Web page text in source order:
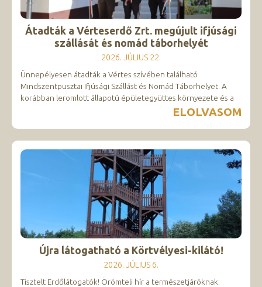
Átadták a Vérteserdő Zrt. megújult ifjúsági
szállását és nomád táborhelyét
2026. JÚLIUS 22.
Ünnepélyesen átadták a Vértes szívében található
Mindszentpusztai Ifjúsági Szállást és Nomád Táborhelyet. A
korábban leromlott állapotú épületegyüttes környezete és a
ELOLVASOM
Újra látogatható a Körtvélyesi-kilátó!
2026. JÚLIUS 6.
Tisztelt Erdőlátogatók! Örömteli hír a természetjáróknak: